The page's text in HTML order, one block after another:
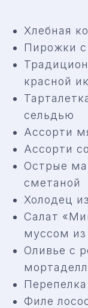
Хлебная
Пирожки
красной
сельдью
Ассорти
Ассорти
Острые
сметаной
Холодец
Салат
муссом из
Оливье с
Филе
Сбор гостей:
31 ДЕКАБРЯ
РАЗМАХОМ,
СРЕДИ ШУМА,
ТОСТОВ ПОД
ЧТОБЫ УТРО
НАЧАЛОСЬ С
ПРАЗДНИК!»
Адрес
Локация
КАЗИНО
«БУМЕРАНГ» НА
С.
ЛАВАНДА, 1